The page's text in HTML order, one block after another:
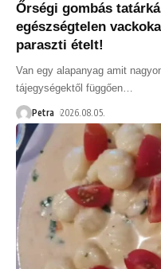
Őrségi gombás
egészségtelen
paraszti ételt!
Van egy alapanyag amit
tájegységektől függően…
Petra 2026.08.05.